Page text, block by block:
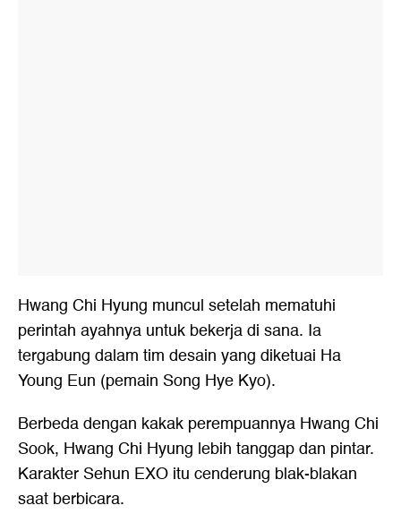
Hwang Chi Hyung muncul setelah mematuhi
perintah ayahnya untuk bekerja di sana. Ia
tergabung dalam tim desain yang diketuai Ha
Young Eun (pemain Song Hye Kyo).
Berbeda dengan kakak perempuannya Hwang Chi
Sook, Hwang Chi Hyung lebih tanggap dan pintar.
Karakter Sehun EXO itu cenderung blak-blakan
saat berbicara.